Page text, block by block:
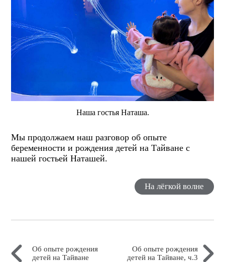
Наша гостья Наташа.
Мы продолжаем наш разговор об опыте
беременности и рождения детей на Тайване с
нашей гостьей Наташей.
На лёгкой волне
Об опыте рождения
детей на Тайване
Об опыте рождения
детей на Тайване, ч.3